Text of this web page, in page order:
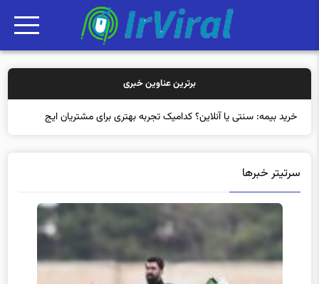
برترین عناوین خبری
خرید بیمه: سنتی یا آنلاین؟ کدامیک تجربه بهتری برای مشتریان ایجاد
سرتیتر خبرها